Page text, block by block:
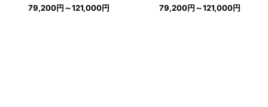
79,200円～121,000円
79,200円～121,000円